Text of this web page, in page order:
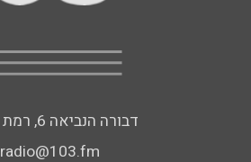
דבורה הנביאה 6, רמת השרון
radio@103.fm